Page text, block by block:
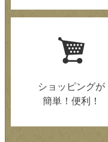
ショッピングが
簡単！便利！